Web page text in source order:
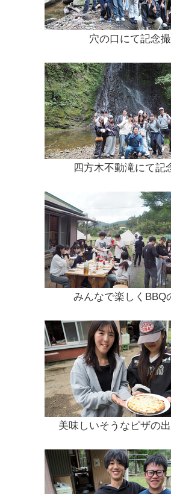
穴の口にて記念
四方木不動滝にて記
みんなで楽しくBBQ
美味しいそうなピザの